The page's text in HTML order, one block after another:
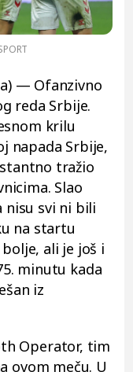
— Ofanzivno
reda Srbije.
krilu
napada Srbije,
tražio
Slao
nisu svi ni bili
na startu
ali je još i
minutu kada
iz
Operator, tim
ovom meču. U